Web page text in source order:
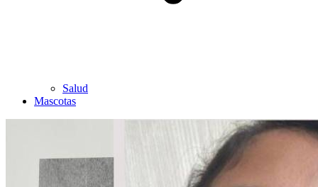
Salud
Mascotas